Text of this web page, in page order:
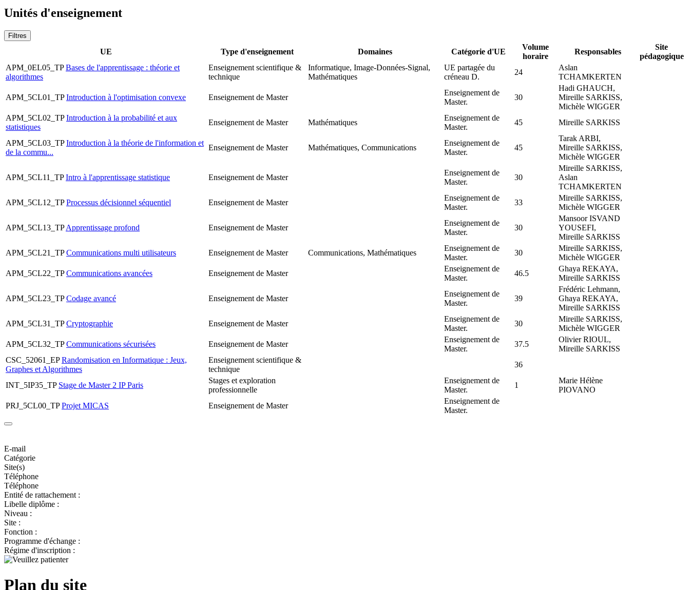
Unités d'enseignement
Filtres
UE Type d'enseignement Domaines Catégorie d'UE
Volume
horaire
Responsables
Site
pédagogique
APM_0EL05_TP Bases de l'apprentissage : théorie et
algorithmes
Enseignement scientifique &
technique
Informatique, Image-Données-Signal,
Mathématiques
UE partagée du
créneau D.
24
Aslan
TCHAMKERTEN
APM_5CL01_TP Introduction à l'optimisation convexe Enseignement de Master
Enseignement de
Master.
30
Hadi GHAUCH,
Mireille SARKISS,
Michèle WIGGER
APM_5CL02_TP Introduction à la probabilité et aux
statistiques
Enseignement de Master Mathématiques
Enseignement de
Master.
45 Mireille SARKISS
APM_5CL03_TP Introduction à la théorie de l'information et
de la commu...
Enseignement de Master Mathématiques, Communications
Enseignement de
Master.
45
Tarak ARBI,
Mireille SARKISS,
Michèle WIGGER
APM_5CL11_TP Intro à l'apprentissage statistique Enseignement de Master
Enseignement de
Master.
30
Mireille SARKISS,
Aslan
TCHAMKERTEN
APM_5CL12_TP Processus décisionnel séquentiel Enseignement de Master
Enseignement de
Master.
33
Mireille SARKISS,
Michèle WIGGER
APM_5CL13_TP Apprentissage profond Enseignement de Master
Enseignement de
Master.
30
Mansoor ISVAND
YOUSEFI,
Mireille SARKISS
APM_5CL21_TP Communications multi utilisateurs Enseignement de Master Communications, Mathématiques
Enseignement de
Master.
30
Mireille SARKISS,
Michèle WIGGER
APM_5CL22_TP Communications avancées Enseignement de Master
Enseignement de
Master.
46.5
Ghaya REKAYA,
Mireille SARKISS
APM_5CL23_TP Codage avancé Enseignement de Master
Enseignement de
Master.
39
Frédéric Lehmann,
Ghaya REKAYA,
Mireille SARKISS
APM_5CL31_TP Cryptographie Enseignement de Master
Enseignement de
Master.
30
Mireille SARKISS,
Michèle WIGGER
APM_5CL32_TP Communications sécurisées Enseignement de Master
Enseignement de
Master.
37.5
Olivier RIOUL,
Mireille SARKISS
CSC_52061_EP Randomisation en Informatique : Jeux,
Graphes et Algorithmes
Enseignement scientifique &
technique
36
INT_5IP35_TP Stage de Master 2 IP Paris
Stages et exploration
professionnelle
Enseignement de
Master.
1
Marie Hélène
PIOVANO
PRJ_5CL00_TP Projet MICAS Enseignement de Master
Enseignement de
Master.
E-mail
Catégorie
Site(s)
Téléphone
Téléphone
Entité de rattachement :
Libelle diplôme :
Niveau :
Site :
Fonction :
Programme d'échange :
Régime d'inscription :
Plan du site